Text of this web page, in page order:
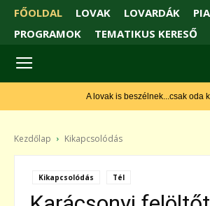
FŐOLDAL LOVAK LOVARDÁK
PROGRAMOK
TEMATIKUS KERESŐ
A lovak is beszélnek...csak oda kell
Kezdőlap Kikapcsolódás
Kikapcsolódás Tél